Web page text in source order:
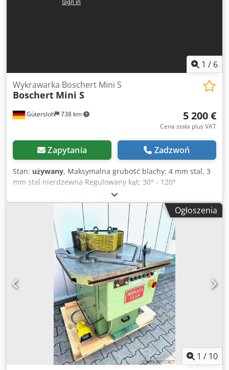
1 / 6
Gütersloh 738 km
Wykrawarka Boschert Mini S
Boschert Mini S
5 200 €
Cena stała plus VAT
Zapytania Zadzwoń
Stan: używany, Maksymalna grubość blachy: 4 mm stal, 3
mm stal nierdzewna Regulowany kąt: 30° - 120°
Pneumatyczna regulacja kąta Sterowanie ruchem za
pomocą pedału nożnego Możliwość wyboru pojedynczego
lub podwójnego ruchu za pomocą przełącznika Waga: ok.
1000 kg Dsdjzl Du Hepfx Afiock
Ogłoszenia
1 / 10